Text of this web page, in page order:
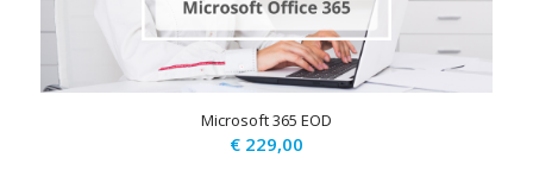
Microsoft 365 EOD
€229,00